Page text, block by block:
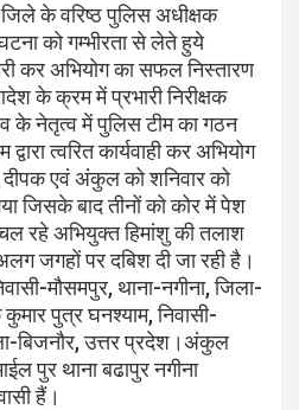
के वरिष्ठ पुलिस अधीक्षक
को गम्भीरता से लेते हुये
कर अभियोग का सफल निस्तारण
के क्रम में प्रभारी निरीक्षक
के नेतृत्व में पुलिस टीम का गठन
त्वरित कार्यवाही कर अभियोग
एवं अंकुल को शनिवार को
जिसके बाद तीनों को कोर में पेश
रहे अभियुक्त हिमांशु की तलाश
जगहों पर दबिश दी जा रही है।
मौसमपुर, थाना-नगीना, जिला-
पुत्र घनश्याम, निवासी-
बिजनौर, उत्तर प्रदेश।अंकुल
पुर थाना बढापुर नगीना
हैं।